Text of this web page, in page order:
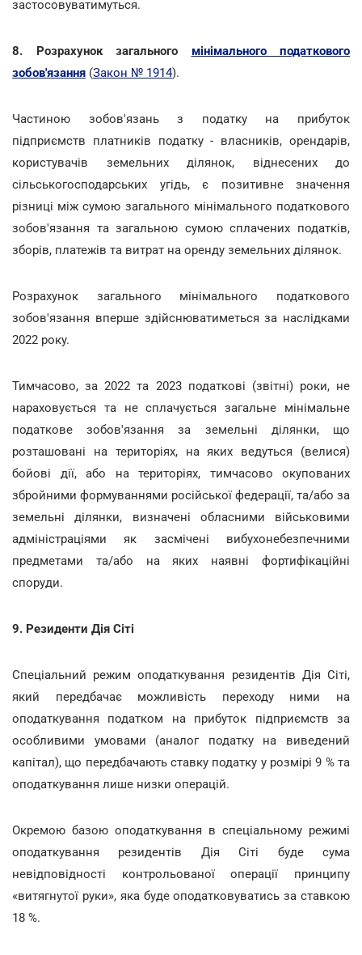
застосовуватимуться.
8. Розрахунок загального мінімального податкового
зобов'язання (Закон № 1914).
Частиною зобов'язань з податку на прибуток
підприємств платників податку - власників, орендарів,
користувачів земельних ділянок, віднесених до
сільськогосподарських угідь, є позитивне значення
різниці між сумою загального мінімального податкового
зобов'язання та загальною сумою сплачених податків,
зборів, платежів та витрат на оренду земельних ділянок.
Розрахунок загального мінімального податкового
зобов'язання вперше здійснюватиметься за наслідками
2022 року.
Тимчасово, за 2022 та 2023 податкові (звітні) роки, не
нараховується та не сплачується загальне мінімальне
податкове зобов'язання за земельні ділянки, що
розташовані на територіях, на яких ведуться (велися)
бойові дії, або на територіях, тимчасово окупованих
збройними формуваннями російської федерації, та/або за
земельні ділянки, визначені обласними військовими
адміністраціями як засмічені вибухонебезпечними
предметами та/або на яких наявні фортифікаційні
споруди.
9. Резиденти Дія Сіті
Спеціальний режим оподаткування резидентів Дія Сіті,
який передбачає можливість переходу ними на
оподаткування податком на прибуток підприємств за
особливими умовами (аналог податку на виведений
капітал), що передбачають ставку податку у розмірі 9 % та
оподаткування лише низки операцій.
Окремою базою оподаткування в спеціальному режимі
оподаткування резидентів Дія Сіті буде сума
невідповідності контрольованої операції принципу
«витягнутої руки», яка буде оподатковуватись за ставкою
18 %.